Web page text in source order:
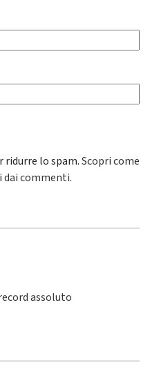
lo spam.Scopri come
dai commenti.
assoluto